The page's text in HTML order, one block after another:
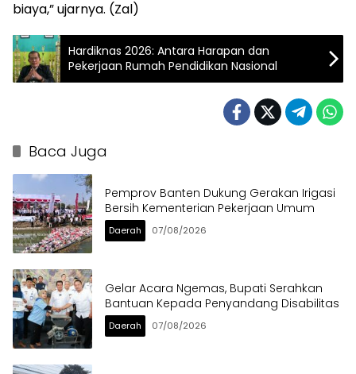
biaya,” ujarnya. (Zal)
Hardiknas 2026: Antara Harapan dan
Pekerjaan Rumah Pendidikan Nasional
Baca Juga
Pemprov Banten Dukung Gerakan Irigasi
Bersih Kementerian Pekerjaan Umum
Daerah 07/08/2026
Gelar Acara Ngemas, Bupati Serahkan
Bantuan Kepada Penyandang Disabilitas
Daerah 07/08/2026